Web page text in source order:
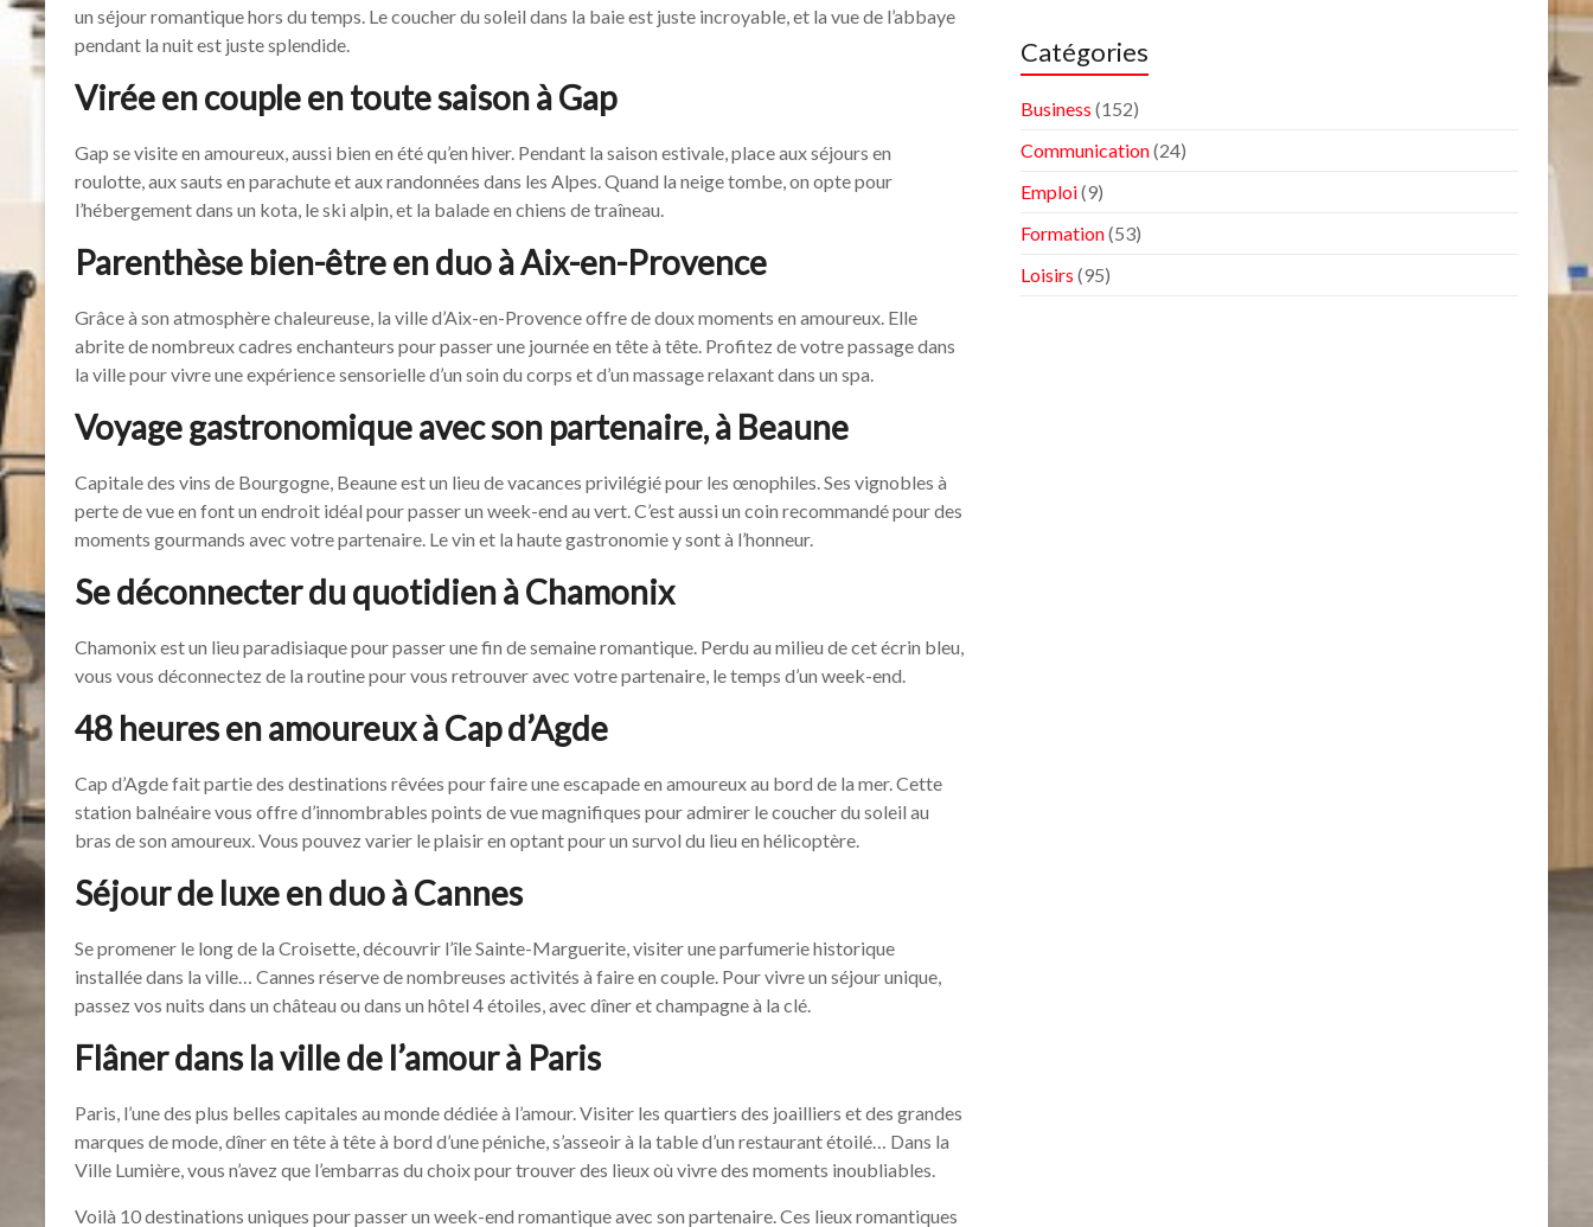
un séjour romantique hors du temps. Le coucher du soleil dans la baie est juste incroyable, et la vue de l’abbaye
pendant la nuit est juste splendide.
Virée en couple en toute saison à Gap
Gap se visite en amoureux, aussi bien en été qu’en hiver. Pendant la saison estivale, place aux séjours en
roulotte, aux sauts en parachute et aux randonnées dans les Alpes. Quand la neige tombe, on opte pour
l’hébergement dans un kota, le ski alpin, et la balade en chiens de traîneau.
Parenthèse bien-être en duo à Aix-en-Provence
Grâce à son atmosphère chaleureuse, la ville d’Aix-en-Provence offre de doux moments en amoureux. Elle
abrite de nombreux cadres enchanteurs pour passer une journée en tête à tête. Profitez de votre passage dans
la ville pour vivre une expérience sensorielle d’un soin du corps et d’un massage relaxant dans un spa.
Voyage gastronomique avec son partenaire, à Beaune
Capitale des vins de Bourgogne, Beaune est un lieu de vacances privilégié pour les œnophiles. Ses vignobles à
perte de vue en font un endroit idéal pour passer un week-end au vert. C’est aussi un coin recommandé pour des
moments gourmands avec votre partenaire. Le vin et la haute gastronomie y sont à l’honneur.
Se déconnecter du quotidien à Chamonix
Chamonix est un lieu paradisiaque pour passer une fin de semaine romantique. Perdu au milieu de cet écrin bleu,
vous vous déconnectez de la routine pour vous retrouver avec votre partenaire, le temps d’un week-end.
48 heures en amoureux à Cap d’Agde
Cap d’Agde fait partie des destinations rêvées pour faire une escapade en amoureux au bord de la mer. Cette
station balnéaire vous offre d’innombrables points de vue magnifiques pour admirer le coucher du soleil au
bras de son amoureux. Vous pouvez varier le plaisir en optant pour un survol du lieu en hélicoptère.
Séjour de luxe en duo à Cannes
Se promener le long de la Croisette, découvrir l’île Sainte-Marguerite, visiter une parfumerie historique
installée dans la ville… Cannes réserve de nombreuses activités à faire en couple. Pour vivre un séjour unique,
passez vos nuits dans un château ou dans un hôtel 4 étoiles, avec dîner et champagne à la clé.
Flâner dans la ville de l’amour à Paris
Paris, l’une des plus belles capitales au monde dédiée à l’amour. Visiter les quartiers des joailliers et des grandes
marques de mode, dîner en tête à tête à bord d’une péniche, s’asseoir à la table d’un restaurant étoilé… Dans la
Ville Lumière, vous n’avez que l’embarras du choix pour trouver des lieux où vivre des moments inoubliables.
Voilà 10 destinations uniques pour passer un week-end romantique avec son partenaire. Ces lieux romantiques
Catégories
Business (152)
Communication(24)
Emploi(9)
Formation(53)
Loisirs (95)